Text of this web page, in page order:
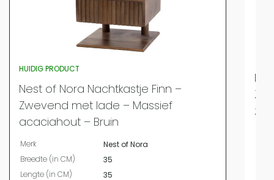
HUIDIG PRODUCT
Nest of Nora Nachtkastje Finn –
Zwevend met lade – Massief
acaciahout – Bruin
Merk
Nest of Nora
Breedte (in CM)
35
Lengte (in CM)
35